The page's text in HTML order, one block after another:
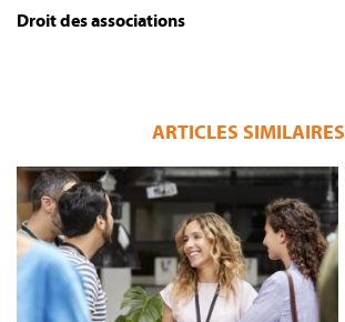
Droit des associations
ARTICLES SIMILAIRES